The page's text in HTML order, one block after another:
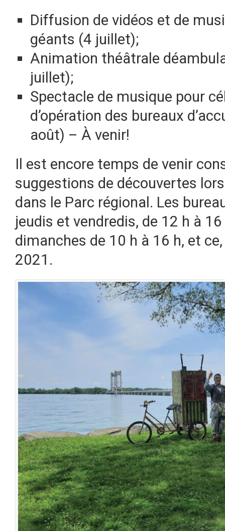
Diffusion de vidéos et de
géants (4 juillet);
Animation théâtrale
juillet);
Spectacle de musique pour
d’opération des bureaux
août) – À venir!
Il est encore temps de venir
suggestions de découvertes
dans le Parc régional. Les
jeudis et vendredis, de 12 h à
dimanches de 10 h à 16 h, et
2021.